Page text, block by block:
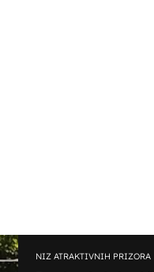
NIZ ATRAKTIVNIH PRIZORA